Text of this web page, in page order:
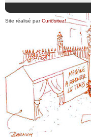
Site réalisé parCuriositez!